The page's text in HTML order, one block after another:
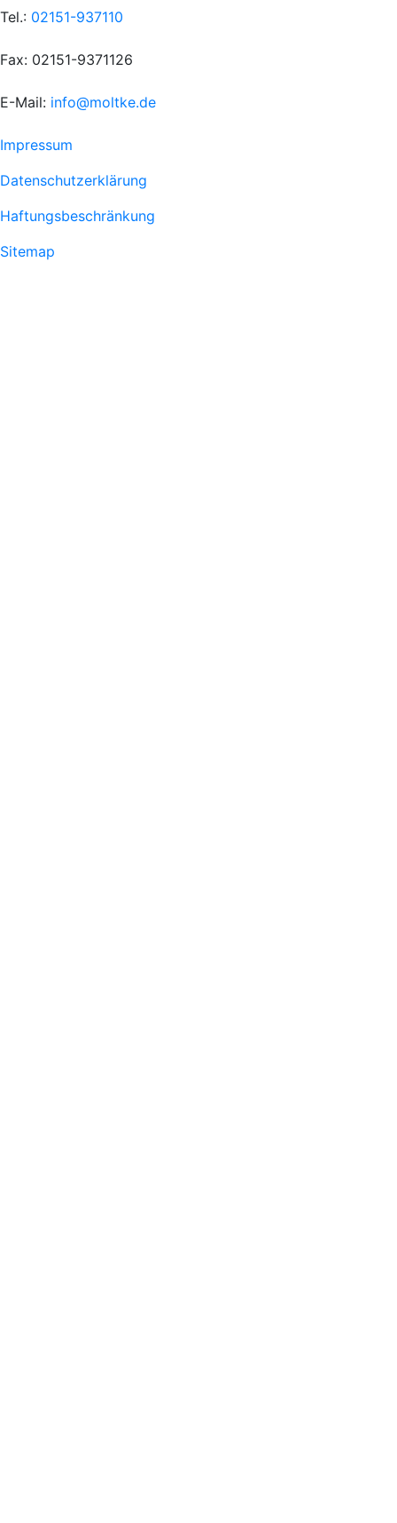
Tel.: 02151-937110
Fax: 02151-9371126
E-Mail: info@moltke.de
Menu
Fußzeile
1
Impressum
Datenschutzerklärung
Haftungsbeschränkung
Sitemap